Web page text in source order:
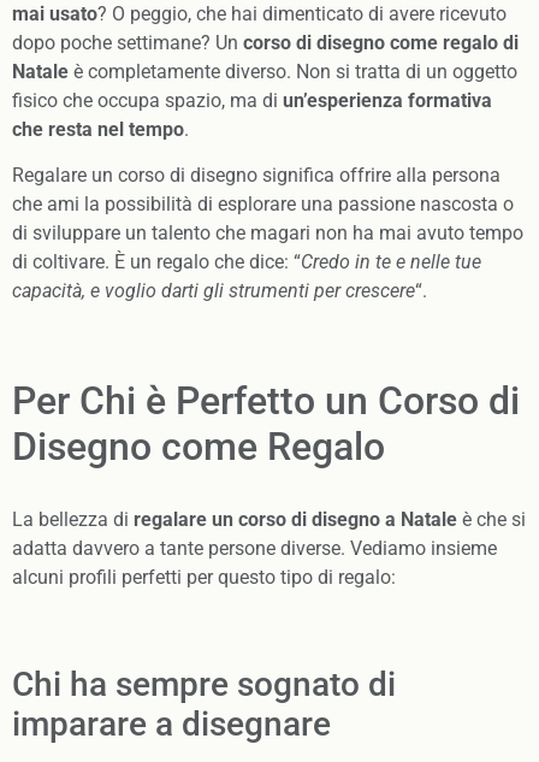
mai usato? O peggio, che hai dimenticato di avere ricevuto
dopo poche settimane? Un corso di disegno come regalo di
Natale è completamente diverso. Non si tratta di un oggetto
fisico che occupa spazio, ma di un’esperienza formativa
che resta nel tempo.
Regalare un corso di disegno significa offrire alla persona
che ami la possibilità di esplorare una passione nascosta o
di sviluppare un talento che magari non ha mai avuto tempo
di coltivare. È un regalo che dice: “Credo in te e nelle tue
capacità, e voglio darti gli strumenti per crescere“.
Per Chi è Perfetto un Corso di
Disegno come Regalo
La bellezza di regalare un corso di disegno a Natale è che si
adatta davvero a tante persone diverse. Vediamo insieme
alcuni profili perfetti per questo tipo di regalo:
Chi ha sempre sognato di
imparare a disegnare